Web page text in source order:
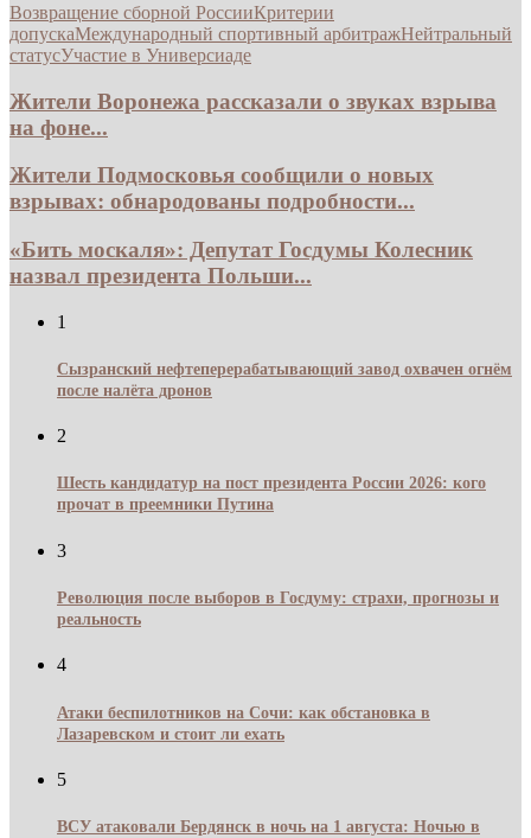
Возвращение сборной РоссииКритерии
допускаМеждународный спортивный арбитражНейтральный
статусУчастие в Универсиаде
Жители Воронежа рассказали о звуках взрыва
на фоне...
Жители Подмосковья сообщили о новых
взрывах: обнародованы подробности...
«Бить москаля»: Депутат Госдумы Колесник
назвал президента Польши...
1
Сызранский нефтеперерабатывающий завод охвачен огнём
после налёта дронов
2
Шесть кандидатур на пост президента России 2026: кого
прочат в преемники Путина
3
Революция после выборов в Госдуму: страхи, прогнозы и
реальность
4
Атаки беспилотников на Сочи: как обстановка в
Лазаревском и стоит ли ехать
5
ВСУ атаковали Бердянск в ночь на 1 августа: Ночью в